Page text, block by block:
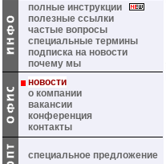
полные инструкции
полезные ссылки
частые вопросы
специальные термины
подписка на новости
почему мы
новости
о компании
вакансии
конференция
контакты
специальное предложение